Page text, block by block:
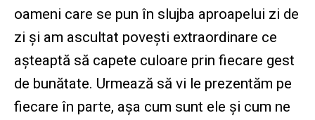
oameni care se pun în slujba aproapelui zi de
zi și am ascultat povești extraordinare ce
așteaptă să capete culoare prin fiecare gest
de bunătate. Urmează să vi le prezentăm pe
fiecare în parte, așa cum sunt ele și cum ne